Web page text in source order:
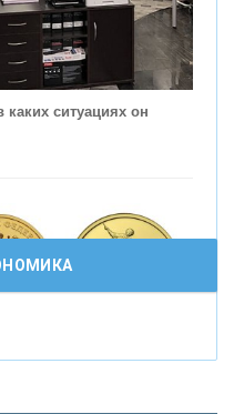
каких ситуациях он